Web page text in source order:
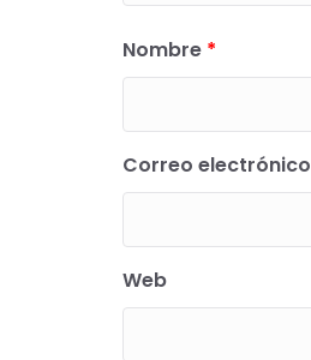
Nombre *
Correo electrónico
Web